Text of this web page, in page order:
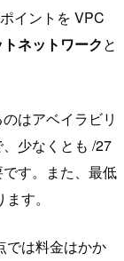
イントを VPC
ネットワークと
はアベイラビリ
少なくとも /27
す。また、最低
す。
では料金はかか